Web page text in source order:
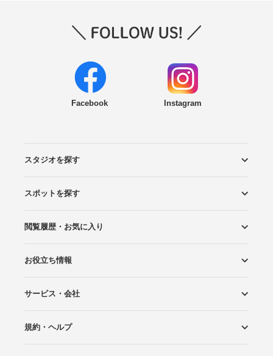
Facebook Instagram
スタジオを探す
エリアから探す
こだわりから探す
NEW PHOTO STYLE
プランから探す
フォトタイプ診断
フォトグラファーから探す
国内リゾートから探す
スポットを探す
ロケーションから探す
スタジオから探す
閲覧履歴・お気に入り
閲覧スタジオ
お気に入り
お役立ち情報
Wedding Photo マガジン
はじめてガイド
サービス・会社
Photoraitとは
スタジオの掲載について
お問い合わせ
運営会社
サイトマップ
規約・ヘルプ